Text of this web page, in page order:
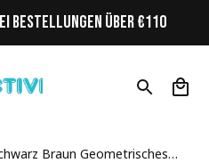
BESTELLUNGEN ÜBER €110
Braun Geometrisches